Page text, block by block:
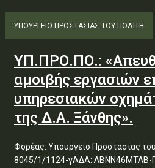
ΥΠΟΥΡΓΕΊΟ ΠΡΟΣΤΑΣΊΑΣ ΤΟΥ ΠΟΛΊΤΗ
ΥΠ.ΠΡΟ.ΠΟ.:
αμοιβής εργασιών
υπηρεσιακών
της Δ.Α. Ξάνθης».
Φορέας: Υπουργείο Προστασίας
8045/1/1124-γΑΔΑ: ΛΒΝΝ46ΜΤΛΒ-